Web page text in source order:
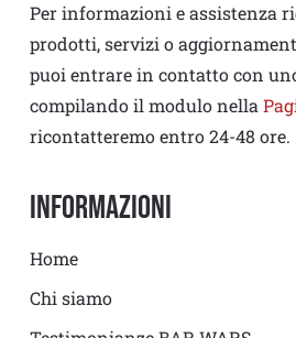
Per informazioni e assistenza
prodotti, servizi o
puoi entrare in contatto con
compilando il modulo nella
ricontatteremo entro 24-48 ore.
Informazioni
Home
Chi siamo